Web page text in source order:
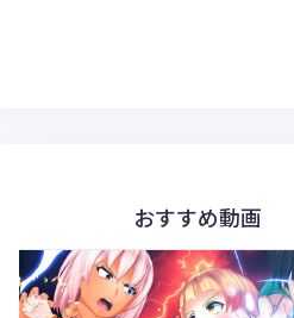
おすすめ動画